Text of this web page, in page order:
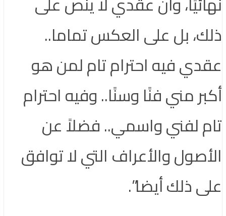
ذلك، بل على العكس تماما..
عقدي فيه احترام تام لمن هو
أكبر مني فنًا وسنًا.. وفيه احترام
تام لفني واسمي.. فضلاً عن
الأصول والأعراف التي لا توافق
على ذلك أيضا”.